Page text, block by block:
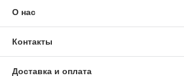
О нас
Контакты
Доставка и оплата